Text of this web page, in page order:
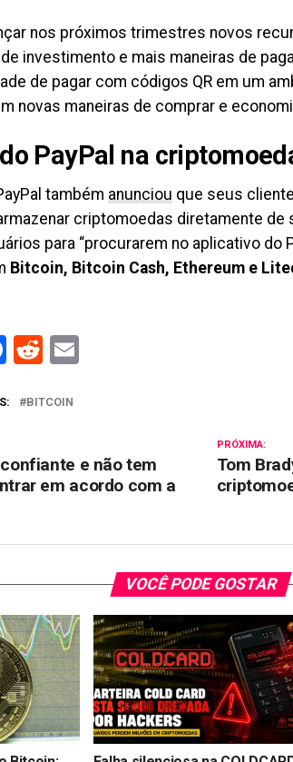
nos próximos trimestres novos
investimento e mais maneiras de
de pagar com códigos QR em um
novas maneiras de comprar e
PayPal na
também anunciou que seus
criptomoedas diretamente de
para “procurarem no aplicativo do
Bitcoin, Bitcoin Cash, Ethereum e
Facebook
Reddit
BITCOIN
PRÓXIMA:
Tom
e não tem
em acordo com a
VOCÊ PODE GOSTAR